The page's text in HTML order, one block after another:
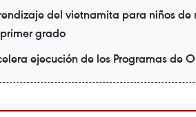
del vietnamita para niños de
grado
ejecución de los Programas de